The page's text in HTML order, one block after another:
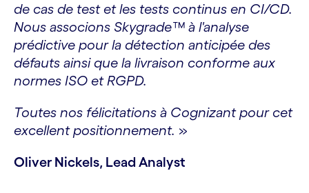
de cas de test et les tests continus en CI/CD.
Nous associons Skygrade™ à l'analyse
prédictive pour la détection anticipée des
défauts ainsi que la livraison conforme aux
normes ISO et RGPD.
Toutes nos félicitations à Cognizant pour cet
excellent positionnement. »
Oliver Nickels, Lead Analyst